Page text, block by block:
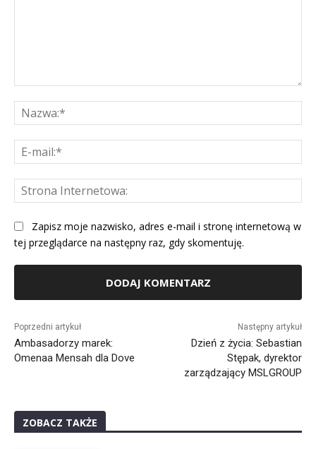
Zapisz moje nazwisko, adres e-mail i stronę internetową w
tej przeglądarce na następny raz, gdy skomentuję.
Poprzedni artykuł
Ambasadorzy marek:
Omenaa Mensah dla Dove
Następny artykuł
Dzień z życia: Sebastian
Stępak, dyrektor
zarządzający MSLGROUP
ZOBACZ TAKŻE